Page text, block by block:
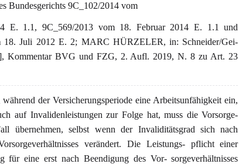
Bundesgerichts 9C_102/2014 vom
E. 1.1, 9C_569/2013 vom 18. Februar 2014 E. 1.1 und
18. Juli 2012 E. 2; MARC HÜRZELER, in: Schneider/Gei-
Kommentar BVG und FZG, 2. Aufl. 2019, N. 8 zu Art. 23
der Versicherungsperiode eine Arbeitsunfähigkeit ein,
auf Invalidenleistungen zur Folge hat, muss die Vorsorge-
übernehmen, selbst wenn der Invaliditätsgrad sich nach
verändert. Die Leistungs- pflicht einer
für eine erst nach Beendigung des Vor- sorgeverhältnisses